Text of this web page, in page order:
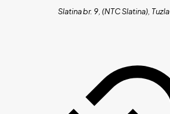
Slatina br. 9, (NTC Slatina), Tuzla